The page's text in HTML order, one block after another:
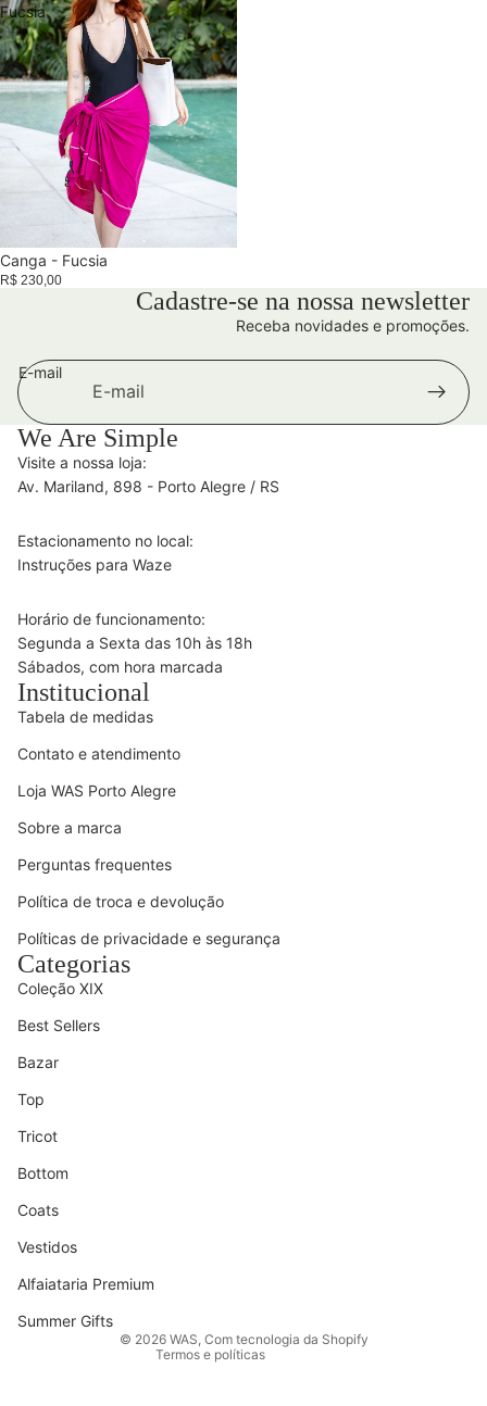
Fucsia
Esgotado
Canga - Fucsia
R$ 230,00
Cadastre-se na nossa newsletter
Receba novidades e promoções.
E-mail
We Are Simple
Visite a nossa loja:
Av. Mariland, 898 - Porto Alegre / RS
Estacionamento no local:
Instruções para Waze
Horário de funcionamento:
Segunda a Sexta das 10h às 18h
Sábados, com hora marcada
Institucional
Tabela de medidas
Contato e atendimento
Loja WAS Porto Alegre
Sobre a marca
Perguntas frequentes
Política de troca e devolução
Políticas de privacidade e segurança
Categorias
Coleção XIX
Best Sellers
Bazar
Top
Tricot
Bottom
Coats
Vestidos
Alfaiataria Premium
Summer Gifts
© 2026 WAS Com tecnologia da Shopify
Termos e políticas
Política de privacidade
Termos de serviço